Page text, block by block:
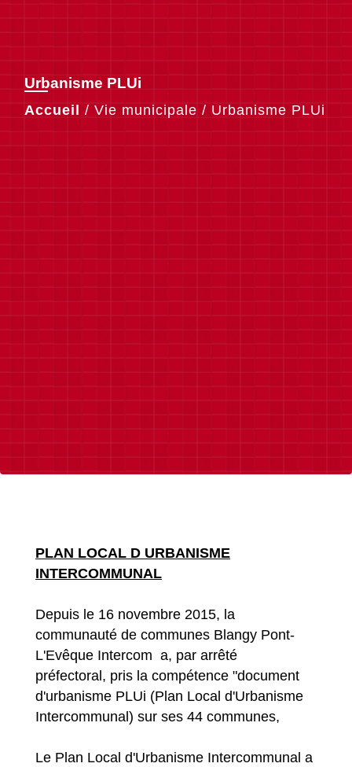
Urbanisme PLUi
Accueil / Vie municipale / Urbanisme PLUi
PLAN LOCAL D URBANISME
INTERCOMMUNAL
Depuis le 16 novembre 2015, la
communauté de communes Blangy Pont-
L'Evêque Intercom a, par arrêté
préfectoral, pris la compétence "document
d'urbanisme PLUi (Plan Local d'Urbanisme
Intercommunal) sur ses 44 communes,
Le Plan Local d'Urbanisme Intercommunal a